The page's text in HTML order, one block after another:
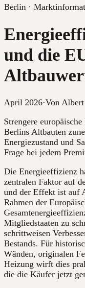
Berlin ·
und die
April 2026·Von Albert
Strengere
Berlins Altbauten
Energiezustand und
Frage bei jedem
Die Energieeffizienz
zentralen Faktor auf
und der Effekt ist auf
Rahmen der
Mitgliedstaaten zu
schrittweisen
Bestands. Für
Wänden, originalen
Heizung wirft dies
die die Käufer jetzt